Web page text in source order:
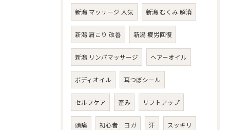
新潟 マッサージ 人気 新潟 むくみ 解消
新潟 肩こり 改善 新潟 疲労回復
新潟 リンパマッサージ ヘアーオイル
ボディオイル 耳つぼシール
セルフケア 歪み リフトアップ
頭痛 初心者 ヨガ 汗 スッキリ